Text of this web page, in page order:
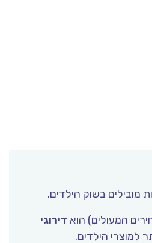
מובילים בשוק הילדים.
המעולים) הוא דירוגי
למוצרי הילדים.